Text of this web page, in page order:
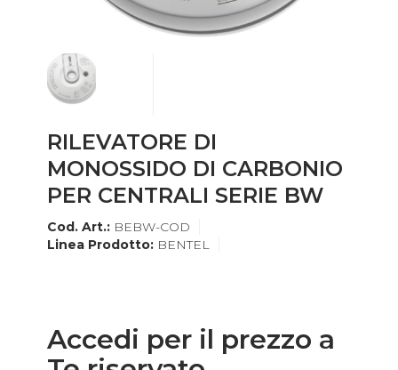
RILEVATORE DI
MONOSSIDO DI CARBONIO
PER CENTRALI SERIE BW
Cod. Art.: BEBW-COD
Linea Prodotto: BENTEL
Accedi per il prezzo a